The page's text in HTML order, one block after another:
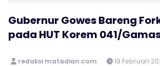
Gubernur Gowes Bareng
pada HUT Korem 041/
redaksi matadian.com 19 Februari